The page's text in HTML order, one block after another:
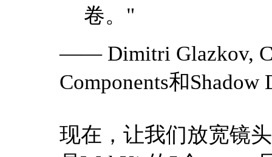
卷。"
—— Dimitri Glazkov,
Components和
现在，让我们放宽镜